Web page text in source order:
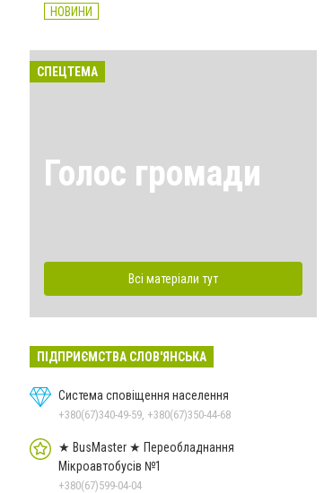
НОВИНИ
СПЕЦТЕМА
Голос громади
Всі матеріали тут
ПІДПРИЄМСТВА СЛОВ'ЯНСЬКА
Система сповіщення населення
+380(67)340-49-59, +380(67)350-44-68
★ BusMaster ★ Переобладнання
Мікроавтобусів №1
+380(67)599-04-04